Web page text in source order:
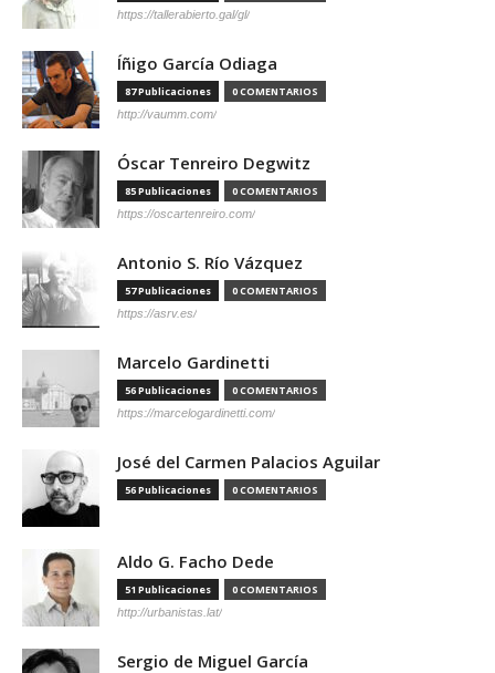
https://tallerabierto.gal/gl/
Íñigo García Odiaga
87 Publicaciones 0 COMENTARIOS
http://vaumm.com/
Óscar Tenreiro Degwitz
85 Publicaciones 0 COMENTARIOS
https://oscartenreiro.com/
Antonio S. Río Vázquez
57 Publicaciones 0 COMENTARIOS
https://asrv.es/
Marcelo Gardinetti
56 Publicaciones 0 COMENTARIOS
https://marcelogardinetti.com/
José del Carmen Palacios Aguilar
56 Publicaciones 0 COMENTARIOS
Aldo G. Facho Dede
51 Publicaciones 0 COMENTARIOS
http://urbanistas.lat/
Sergio de Miguel García